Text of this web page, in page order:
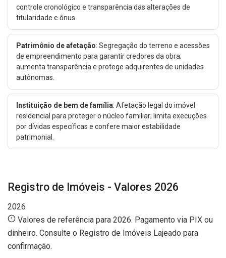
controle cronológico e transparência das alterações de
titularidade e ônus.
Patrimônio de afetação: Segregação do terreno e acessões
de empreendimento para garantir credores da obra;
aumenta transparência e protege adquirentes de unidades
autônomas.
Instituição de bem de família: Afetação legal do imóvel
residencial para proteger o núcleo familiar; limita execuções
por dívidas específicas e confere maior estabilidade
patrimonial.
Registro de Imóveis - Valores 2026
2026
Valores de referência para 2026. Pagamento via PIX ou
dinheiro. Consulte o Registro de Imóveis Lajeado para
confirmação.